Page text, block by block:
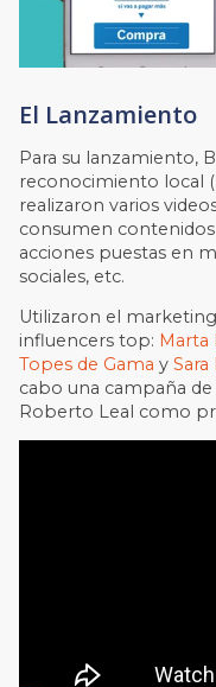
El Lanzamiento
Para su lanzamiento,
reconocimiento local
realizaron varios
consumen
acciones puestas en
sociales, etc.
Utilizaron el
influencers top: Marta
Topes de Gama y
cabo una campaña
Roberto Leal como